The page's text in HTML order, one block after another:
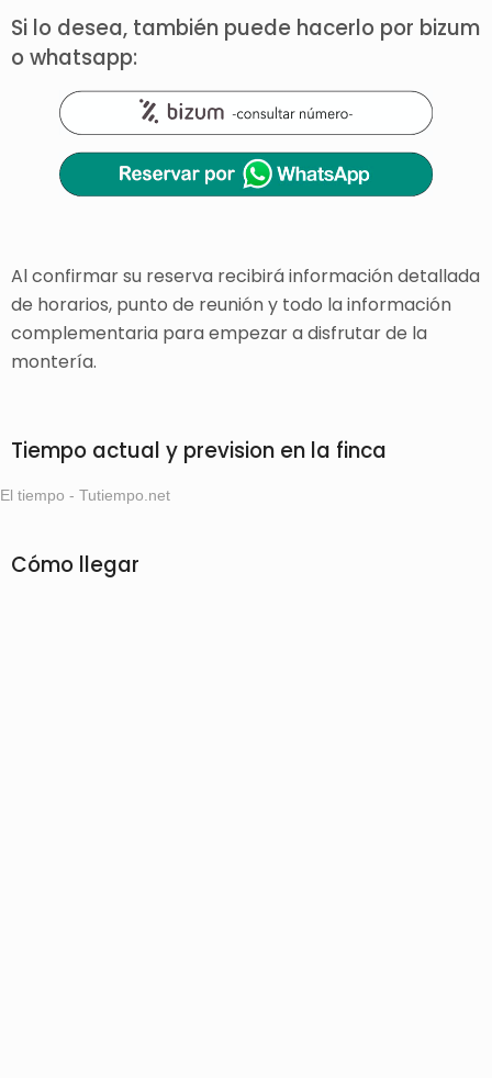
Si lo desea, también puede hacerlo por bizum
o whatsapp:
Al confirmar su reserva recibirá información detallada
de horarios, punto de reunión y todo la información
complementaria para empezar a disfrutar de la
montería.
Tiempo actual y prevision en la finca
El tiempo - Tutiempo.net
Cómo llegar